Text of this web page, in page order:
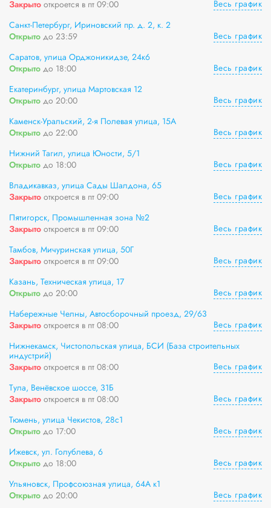
Закрыто откроется в пт 09:00
Весь график
Санкт-Петербург, Ириновский пр. д. 2, к. 2
Открыто до 23:59
Весь график
Саратов, улица Орджоникидзе, 24к6
Открыто до 18:00
Весь график
Екатеринбург, улица Мартовская 12
Открыто до 20:00
Весь график
Каменск-Уральский, 2-я Полевая улица, 15А
Открыто до 22:00
Весь график
Нижний Тагил, улица Юности, 5/1
Открыто до 18:00
Весь график
Владикавказ, улица Сады Шалдона, 65
Закрыто откроется в пт 09:00
Весь график
Пятигорск, Промышленная зона №2
Закрыто откроется в пт 09:00
Весь график
Тамбов, Мичуринская улица, 50Г
Закрыто откроется в пт 09:00
Весь график
Казань, Техническая улица, 17
Открыто до 20:00
Весь график
Набережные Челны, Автосборочный проезд, 29/63
Закрыто откроется в пт 08:00
Весь график
Нижнекамск, Чистопольская улица, БСИ (База строительных
индустрий)
Закрыто откроется в пт 08:00
Весь график
Тула, Венёвское шоссе, 31Б
Закрыто откроется в пт 08:00
Весь график
Тюмень, улица Чекистов, 28с1
Открыто до 17:00
Весь график
Ижевск, ул. Голублева, 6
Открыто до 18:00
Весь график
Ульяновск, Профсоюзная улица, 64А к1
Открыто до 20:00
Весь график